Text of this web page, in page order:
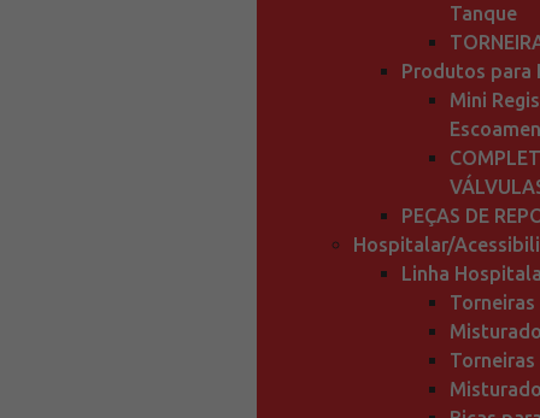
Tanque
Produtos para
Mini
PEÇAS DE
Hospitalar/
Linha
Torneiras
Torneiras